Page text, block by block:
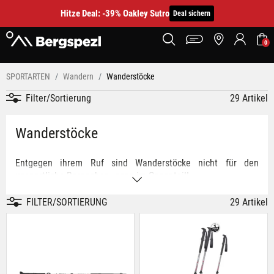
Hitze Deal: -39% Oakley Sutro Deal sichern
0
SPORTARTEN Wandern Wanderstöcke
Filter/Sortierung 29 Artikel
Wanderstöcke
Entgegen ihrem Ruf sind Wanderstöcke nicht für den
unsportliche Berggeher - ganz im Gegenteil!
Insbesondere für schnelle Bergtouren und wenn du viel
Gepäck trägst, sind Wanderstöcke deine besten Begleiter für
ein Ganzkörperworkout und verbessern garantiert deine Zeit
im Anstieg. Anstatt die volle Kraft aus den Beinen aufbringen
zu müssen, kannst du dich aktiv mit den Armen und dem
Oberkörper nach oben ziehen. Gleichzeitig sorgen
FILTER/SORTIERUNG 29 Artikel